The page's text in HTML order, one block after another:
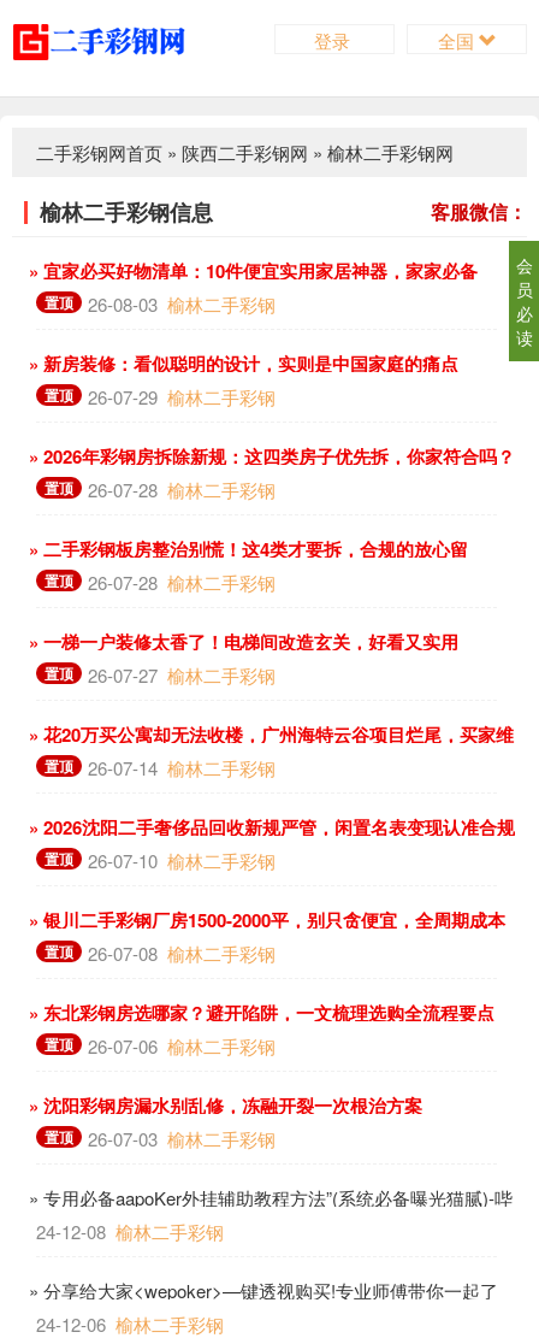
全国
登录
二手彩钢网首页 » 陕西二手彩钢网 » 榆林二手彩钢网
榆林二手彩钢信息 客服微信：
» 宜家必买好物清单：10件便宜实用家居神器，家家必备
置顶 26-08-03 榆林二手彩钢
» 新房装修：看似聪明的设计，实则是中国家庭的痛点
置顶 26-07-29 榆林二手彩钢
» 2026年彩钢房拆除新规：这四类房子优先拆，你家符合吗？
置顶 26-07-28 榆林二手彩钢
» 二手彩钢板房整治别慌！这4类才要拆，合规的放心留
置顶 26-07-28 榆林二手彩钢
» 一梯一户装修太香了！电梯间改造玄关，好看又实用
置顶 26-07-27 榆林二手彩钢
» 花20万买公寓却无法收楼，广州海特云谷项目烂尾，买家维
权难
置顶 26-07-14 榆林二手彩钢
» 2026沈阳二手奢侈品回收新规严管，闲置名表变现认准合规
店置顶 26-07-10 榆林二手彩钢
» 银川二手彩钢厂房1500-2000平，别只贪便宜，全周期成本
更关键
置顶 26-07-08 榆林二手彩钢
» 东北彩钢房选哪家？避开陷阱，一文梳理选购全流程要点
置顶 26-07-06 榆林二手彩钢
» 沈阳彩钢房漏水别乱修，冻融开裂一次根治方案
置顶 26-07-03 榆林二手彩钢
» 专用必备aapoKer外挂辅助教程方法”(系统必备曝光猫腻)-哔
24-12-08 榆林二手彩钢
» 分享给大家<wepoker>—键透视购买!专业师傅带你一起了
24-12-06 榆林二手彩钢
会
员
必
读